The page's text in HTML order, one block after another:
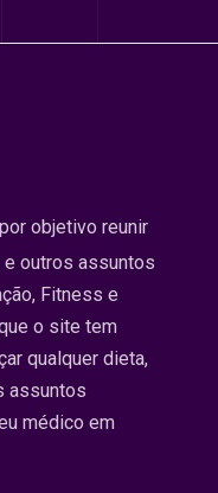
objetivo reunir
outros assuntos
Fitness e
o site tem
qualquer dieta,
assuntos
médico em